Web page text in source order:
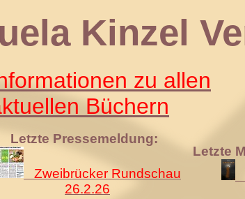
zu allen
Büchern
Letzte Pressemeldung:
Zweibrücker Rundschau
26.2.26
Letzte